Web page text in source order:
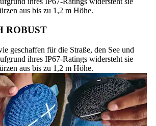
aus bis zu 1,2 m Höhe.
ROBUST
geschaffen für die Straße, den See und
ihres IP67-Ratings widersteht sie
aus bis zu 1,2 m Höhe.